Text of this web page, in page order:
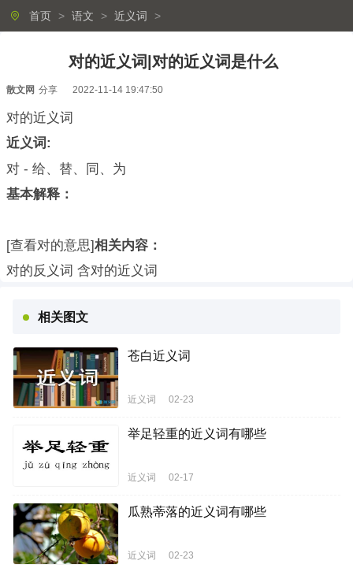
首页 > 语文 > 近义词 >
对的近义词|对的近义词是什么
散文网 分享 2022-11-14 19:47:50
对的近义词
近义词:
对 - 给、替、同、为
基本解释：
[查看对的意思]相关内容：
对的反义词 含对的近义词
相关图文
苍白近义词
近义词 02-23
举足轻重的近义词有哪些
近义词 02-17
瓜熟蒂落的近义词有哪些
近义词 02-23